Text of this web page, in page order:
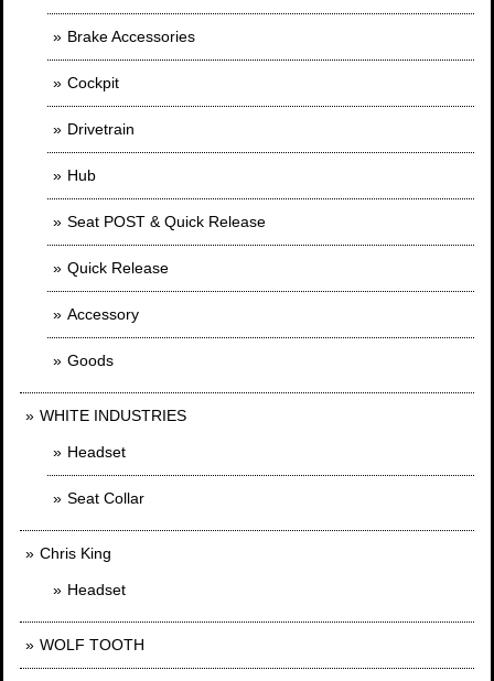
Brake Accessories
Cockpit
Drivetrain
Hub
Seat POST & Quick Release
Quick Release
Accessory
Goods
WHITE INDUSTRIES
Headset
Seat Collar
Chris King
Headset
WOLF TOOTH